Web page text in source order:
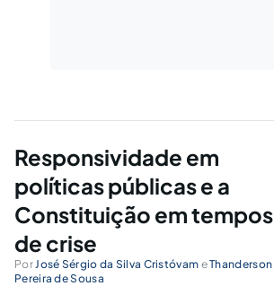
Responsividade em
políticas públicas e a
Constituição em tempos
de crise
Por José Sérgio da Silva Cristóvam eThanderson
Pereira de Sousa